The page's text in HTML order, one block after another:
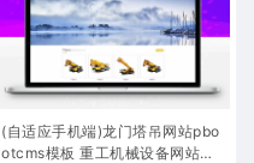
(自适应手机端)龙门塔吊网站pbo
otcms模板 重工机械设备网站源